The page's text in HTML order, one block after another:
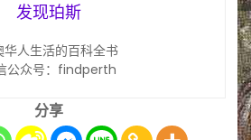
发现珀斯
华人生活的百科全书
公众号：findperth
分享